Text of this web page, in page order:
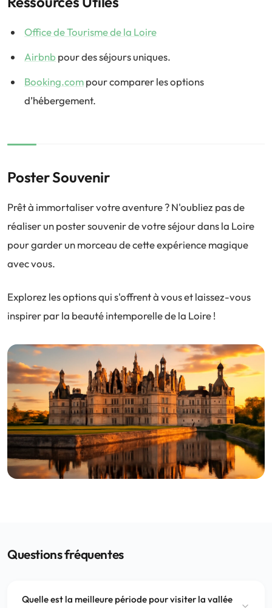
Office de Tourisme de la Loire
Airbnb pour des séjours uniques.
Booking.compour comparer les options
d’hébergement.
Poster Souvenir
Prêt à immortaliser votre aventure ? N'oubliez pas de
réaliser un poster souvenir de votre séjour dans la Loire
pour garder un morceau de cette expérience magique
avec vous.
Explorez les options qui s'offrent à vous et laissez-vous
inspirer par la beauté intemporelle de la Loire !
Questions fréquentes
Quelle est la meilleure période pour visiter la vallée